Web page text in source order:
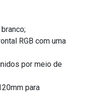
RGB com uma
por meio de
para